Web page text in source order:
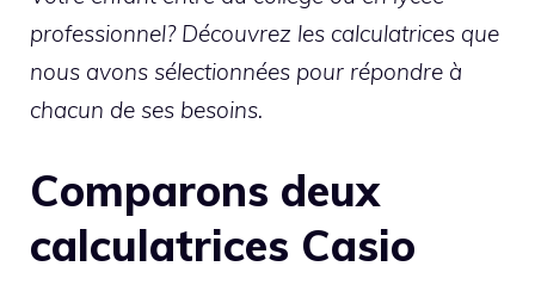
professionnel? Découvrez les calculatrices que
nous avons sélectionnées pour répondre à
chacun de ses besoins.
Comparons deux
calculatrices Casio